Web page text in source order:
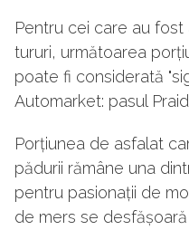
Pentru cei care au
tururi, următoarea
poate fi considerată
Automarket: pasul
Porțiunea de asfalat
pădurii rămâne una
pentru pasionații de
de mers se